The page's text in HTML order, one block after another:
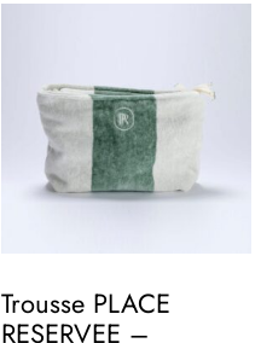
Trousse PLACE
RESERVEE –